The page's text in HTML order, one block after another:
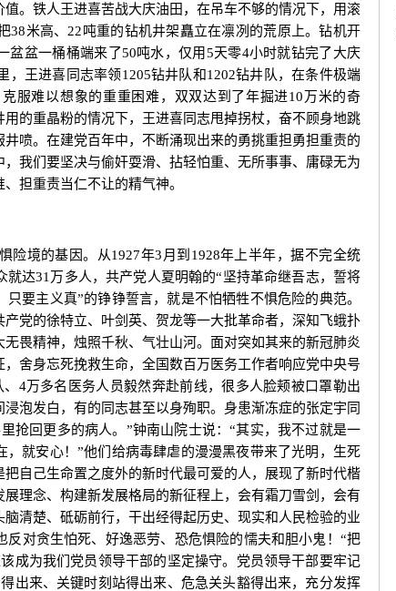
。铁人王进喜苦战大庆油田，在吊车不够的情况下，用滚
38米高、22吨重的钻机井架矗立在凛冽的荒原上。钻机开
盆盆一桶桶端来了50吨水，仅用5天零4小时就钻完了大庆
，王进喜同志率领1205钻井队和1202钻井队，在条件极端
服难以想象的重重困难，双双达到了年掘进10万米的奇
的重晶粉的情况下，王进喜同志甩掉拐杖，奋不顾身地跳
喷。在建党百年中，不断涌现出来的勇挑重担勇担重责的
我们要坚决与偷奸耍滑、拈轻怕重、无所事事、庸碌无为
担重责当仁不让的精气神。
境的基因。从1927年3月到1928年上半年，据不完全统
达31万多人，共产党人夏明翰的“坚持革命继吾志，誓将
要主义真”的铮铮誓言，就是不怕牺牲不惧危险的典范。
党的徐特立、叶剑英、贺龙等一大批革命者，深知飞蛾扑
畏精神，烛照千秋、气壮山河。面对突如其来的新冠肺炎
舍身忘死挽救生命，全国数百万医务工作者响应党中央号
4万多名医务人员毅然奔赴前线，很多人脸颊被口罩勒出
泡发白，有的同志甚至以身殉职。身患渐冻症的张定宇同
抢回更多的病人。”钟南山院士说：“其实，我不过就是一
，就安心！”他们给病毒肆虐的漫漫黑夜带来了光明，生死
自己生命置之度外的新时代最可爱的人，展现了新时代楷
理念、构建新发展格局的新征程上，会有霜刀雪剑，会有
清楚、砥砺前行，干出经得起历史、现实和人民检验的业
对贪生怕死、好逸恶劳、恐危惧险的懦夫和胆小鬼！“把
成为我们党员领导干部的坚定操守。党员领导干部要牢记
出来、关键时刻站得出来、危急关头豁得出来，充分发挥